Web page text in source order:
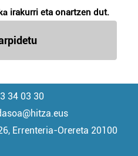
irakurri eta onartzen dut.
34 03 30
Errenteria-Orereta 20100